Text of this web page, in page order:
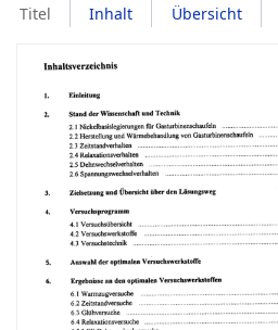
Titel Inhalt Übersicht